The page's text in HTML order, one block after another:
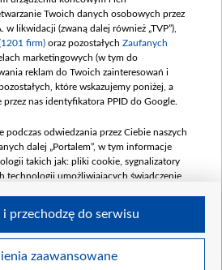
48 862 000,00 PLN
umowy: GRUDZIEŃ 2025
60,548 mln)
900 000 000,00 PLN
umowy: LUTY 2026 (wpłata
7 maja 180 mln, 8
250 000 000,00 PLN
mln
Twoich danych osobowych przez
w likwidacji (zwaną dalej również „TVP”),
firm) oraz pozostałych Zaufanych
marketingowych (w tym do
reklam do Twoich zainteresowań i
które wskazujemy poniżej, a
nas identyfikatora PPID do Google.
podczas odwiedzania przez Ciebie naszych
dalej „Portalem”, w tym informacje
takich jak: pliki cookie, sygnalizatory
technologii umożliwiających świadczenie
podczas odwiedzania przez Ciebie
zaawansowane
przechodzę do serwisu